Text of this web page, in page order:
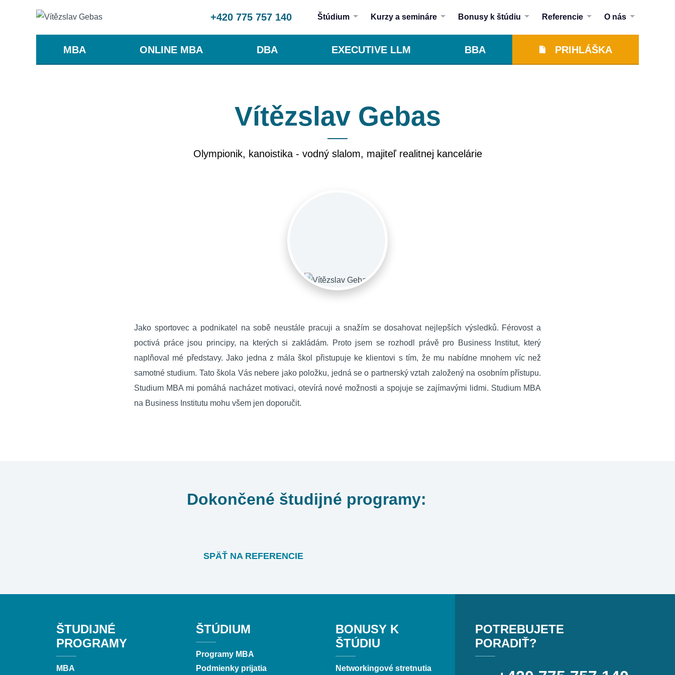
+420 775 757 140 Štúdium Kurzy a semináre Bonusy k štúdiu Referencie O nás
MBA ONLINE MBA DBA EXECUTIVE LLM BBA PRIHLÁŠKA
Vítězslav Gebas
Olympionik, kanoistika - vodný slalom, majiteľ realitnej kancelárie
Jako sportovec a podnikatel na sobě neustále pracuji a snažím se dosahovat nejlepších výsledků. Férovost a
poctivá práce jsou principy, na kterých si zakládám. Proto jsem se rozhodl právě pro Business Institut, který
naplňoval mé představy. Jako jedna z mála škol přistupuje ke klientovi s tím, že mu nabídne mnohem víc než
samotné studium. Tato škola Vás nebere jako položku, jedná se o partnerský vztah založený na osobním přístupu.
Studium MBA mi pomáhá nacházet motivaci, otevírá nové možnosti a spojuje se zajímavými lidmi. Studium MBA
na Business Institutu mohu všem jen doporučit.
Dokončené študijné programy:
SPÄŤ NA REFERENCIE
ŠTUDIJNÉ
PROGRAMY
MBA
ŠTÚDIUM
Programy MBA
Podmienky prijatia
BONUSY K
ŠTÚDIU
Networkingové stretnutia
POTREBUJETE
PORADIŤ?